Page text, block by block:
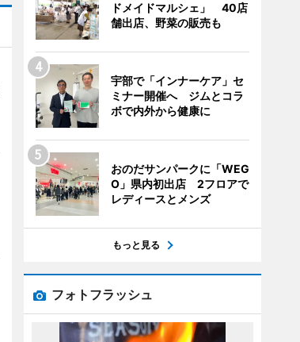
ドメイドマルシェ」 40店
舗出店、野菜の販売も
宇部で「インナーケア」セ
ミナー開催へ ジムとコラ
ボで内外から健康に
おのだサンパークに「WEG
O」県内初出店 2フロアで
レディースとメンズ
もっと見る
フォトフラッシュ